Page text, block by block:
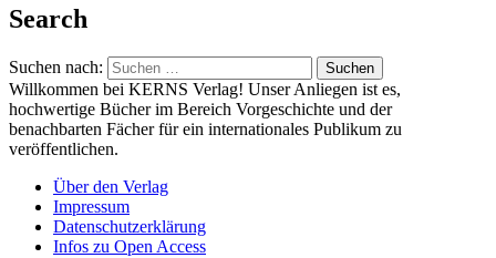
Search
Suchen nach:
Willkommen bei KERNS Verlag! Unser Anliegen ist es,
hochwertige Bücher im Bereich Vorgeschichte und der
benachbarten Fächer für ein internationales Publikum zu
veröffentlichen.
Über den Verlag
Impressum
Datenschutzerklärung
Infos zu Open Access